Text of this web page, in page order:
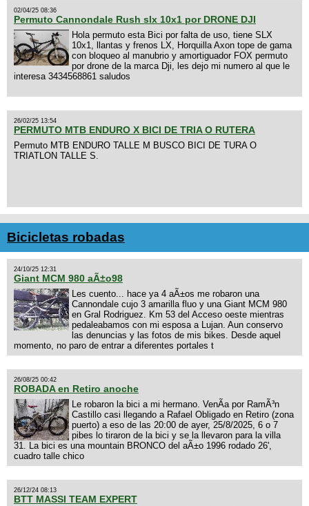
02/04/25 08:36
Permuto Cannondale Rush slx 10x1 por DRONE DJI
Hola permuto esta Bici por falta de uso, tiene SLX
10x1, llantas y frenos LX, Horquilla Axon tope de gama
con bloqueo al manubrio y amortiguador FOX permuto
por drone de la marca Dji, les dejo mi numero al que le
interesa 3434568861 saludos
26/02/25 13:54
PERMUTO MTB ENDURO X BICI DE TRIA O RUTERA
Permuto MTB ENDURO TALLE M BUSCO BICI DE TURA O
TRIATLON TALLE S.
Bicicletas robadas
24/10/25 12:31
Giant MCM 980 aÃ±o98
Les cuento... hace ya 4 aÃ±os me robaron una
Cannondale cujo 3 amarilla fluo y una Giant MCM 980
en Gral Rodriguez. Km 53 del Acceso oeste mientras
pedaleabamos con mi esposa a Lujan. Aun conservo
las denuncias y las fotos de mis bikes. Desde aquel
momento, no paro de entrar a diferentes portales t
26/08/25 00:42
ROBADA en Retiro anoche
Le robaron la bici a mi hermano. VenÃ­a por RamÃ³n
Castillo casi llegando a Rafael Obligado en Retiro (zona
puerto) a eso de las 20:00 de ayer, 25/8/2025, 6 o 7
pibes lo tiraron de la bici y se la llevaron para la villa
31. La bici es una mountain BRONCO del aÃ±o 1996 rodado 26',
cuadro talle chico
26/12/24 08:13
BTT MASSI TEAM EXPERT